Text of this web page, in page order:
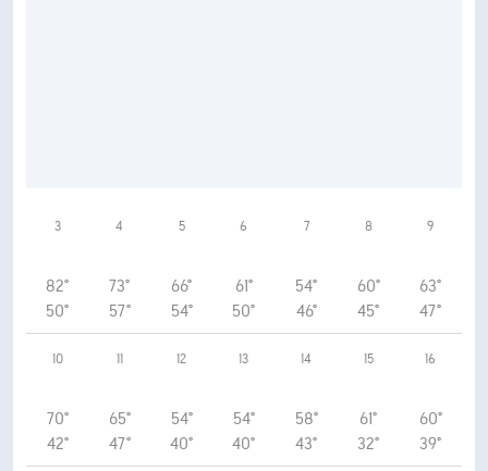
3
82°
50°
4
73°
57°
5
66°
54°
6
61°
50°
7
54°
46°
8
60°
45°
9
63°
47°
10
70°
42°
11
65°
47°
12
54°
40°
13
54°
40°
14
58°
43°
15
61°
32°
16
60°
39°